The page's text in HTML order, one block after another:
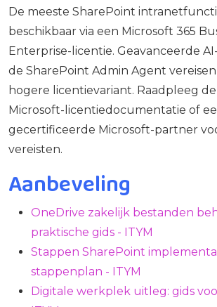
De meeste SharePoint
beschikbaar via een Microsoft 365
Enterprise-licentie. Geavanceerde
de SharePoint Admin Agent
hogere licentievariant. Raadpleeg
Microsoft-licentiedocumentatie of
gecertificeerde Microsoft-partner
vereisten.
Aanbeveling
OneDrive zakelijk bestanden
praktische gids - ITYM
Stappen SharePoint
stappenplan - ITYM
Digitale werkplek uitleg: gids